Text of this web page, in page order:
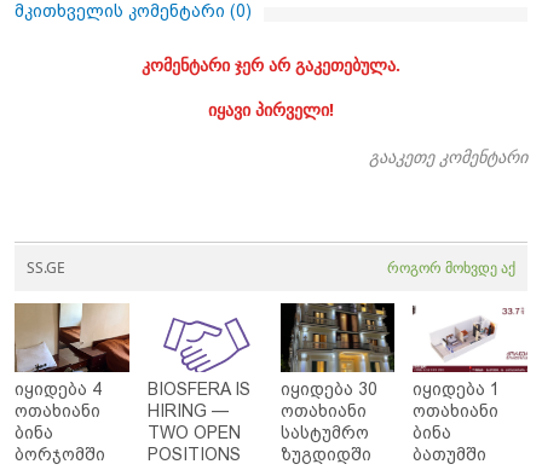
მკითხველის კომენტარი (0)
კომენტარი ჯერ არ გაკეთებულა.
იყავი პირველი!
გააკეთე კომენტარი
SS.GE როგორ მოხვდე აქ
იყიდება 4
ოთახიანი
ბინა
ბორჯომში
BIOSFERA IS
HIRING —
TWO OPEN
POSITIONS
იყიდება 30
ოთახიანი
სასტუმრო
ზუგდიდში
იყიდება 1
ოთახიანი
ბინა
ბათუმში